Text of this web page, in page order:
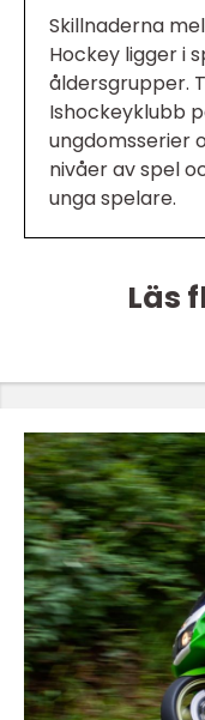
Skillnaderna
Hockey ligger i
åldersgrupper.
Ishockeyklubb
ungdomsserier
nivåer av spel
unga spelare.
Läs